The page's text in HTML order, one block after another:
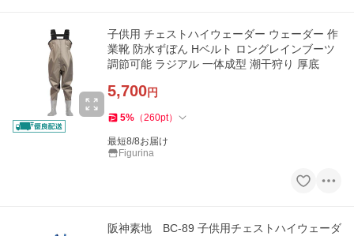
子供用 チェストハイウェーダー ウェーダー 作
業靴 防水ずぼん Hベルト ロングレインブーツ
調節可能 ラジアル 一体成型 潮干狩り 厚底
5,700円
5% （260pt）
最短8/8お届け
Figurina
阪神素地 BC-89 子供用チェストハイウェーダ